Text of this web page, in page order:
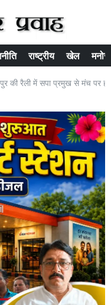
राष्ट्रीय खेल
की रैली में सपा प्रमुख से मंच पर